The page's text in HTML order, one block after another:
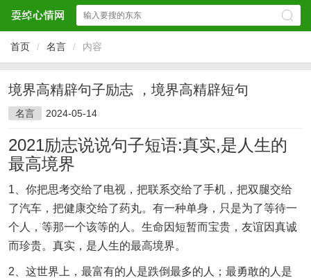
首页 / 名言 / 内容
境界高精辟句子励志 ，境界高精辟短句
名言 2024-05-14
2021励志说说句子短语:真实,是人生的
最高境界
1、你把思考交给了电视，把联系交给了手机，把双腿交给
了汽车，把健康交给了药丸。有一种单身，只是为了等待一
个人，等那一个该等的人。生命因短暂而宝贵，友谊因真诚
而珍贵。真实，是人生的最高境界。
2、这世界上，最富有的人是跌倒最多的人；最勇敢的人是